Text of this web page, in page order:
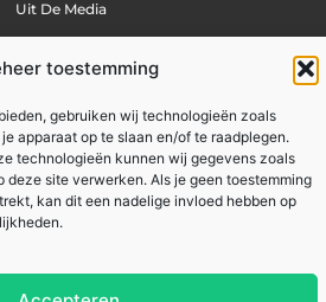
toestemming
gebruiken wij technologieën zoals
apparaat op te slaan en/of te raadplegen.
technologieën kunnen wij gegevens zoals
deze site verwerken. Als je geen toestemming
kan dit een nadelige invloed hebben op
Uit De Media
hoe jij online inkomsten kunt genereren
meer klanten uit je eigen regio
All Rights Reserved © 2025
zakennu.be